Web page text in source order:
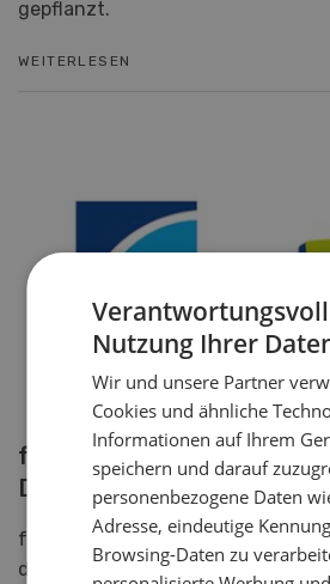
gepflanzt.
WEITERLESEN
fenaco Landesprodukte
Demeter-Kompetenzen
fenaco Landesprodukte
die Geschäftsaktivitäten von
Nutzung Ihrer
Wir und unsere Partner
Cookies und ähnliche
Informationen auf Ihrem
speichern und darauf
personenbezogene Daten
Adresse, eindeutige
Browsing-Daten zu